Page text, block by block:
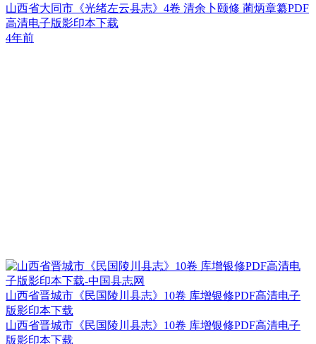
山西省大同市《光绪左云县志》4卷 清余卜颐修 蔺炳章纂PDF
高清电子版影印本下载
4年前
山西省晋城市《民国陵川县志》10卷 库增银修PDF高清电子
版影印本下载
山西省晋城市《民国陵川县志》10卷 库增银修PDF高清电子
版影印本下载